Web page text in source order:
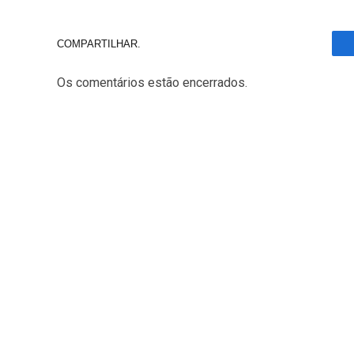
COMPARTILHAR.
Os comentários estão encerrados.